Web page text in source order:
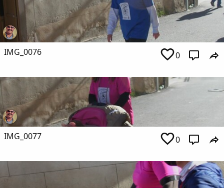
IMG_0076 0
IMG_0077 0